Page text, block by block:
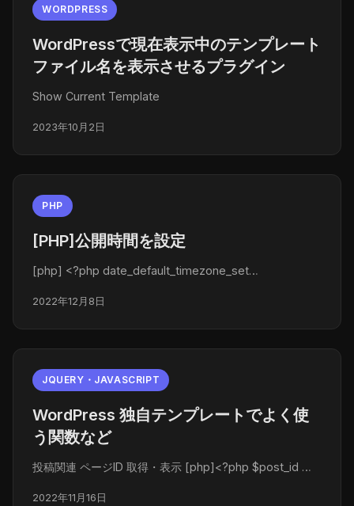
WORDPRESS
WordPressで現在表示中のテンプレート
ファイル名を表示させるプラグイン
Show Current Template
2023年10月2日
PHP
[PHP]公開時間を設定
[php] <?php date_default_timezone_set…
2022年12月8日
JQUERY・JAVASCRIPT
WordPress 独自テンプレートでよく使
う関数など
投稿関連 ページID 取得・表示 [php]<?php $post_id …
2022年11月16日